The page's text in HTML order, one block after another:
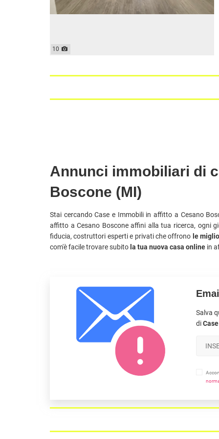
10
Annunci immobiliari di
Boscone (MI)
Stai cercando Case e Immobili in affitto a Cesano
affitto a Cesano Boscone affini alla tua ricerca, ogni
fiducia, costruttori esperti e privati che offrono le
com'è facile trovare subito la tua nuova casa online in
Salva
di